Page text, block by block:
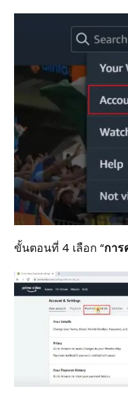
ขั้นตอนที่ 4 เลือก “กา